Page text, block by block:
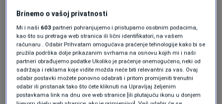
Mbappéom, igračima koje navodno vidi kao
okosnicu budućeg Reala.
Vinicius u posebnoj ulozi
Posebnu pažnju izazvale su informacije
vezane za Viniciusa Juniora. Mourinho
Brinemo o vašoj privatnosti
Mi i naši 603 partneri pohranjujemo i pristupamo osobnim podacima,
kao što su pretraga web stranica ili lični identifikatori, na vašem
računaru . Odabir Prihvatam omogućava praćenje tehnologije kako bi se
pružila podrška dolje prikazanim svrhama na osnovu kojih mi i naši
partneri obrađujemo podatke Ukoliko je praćenje onemogućeno, neki od
sadržaja i reklama koje vidite možda neće biti relevantni za vas. Ovaj
odabir postavki možete ponovno odabrati i pritom promijeniti trenutni
odabir ili pristanak tako što ćete kliknuti na Upravljaj željenim
postavkama link na dnu ove web stranice [ili plutajuću ikonu u donjem